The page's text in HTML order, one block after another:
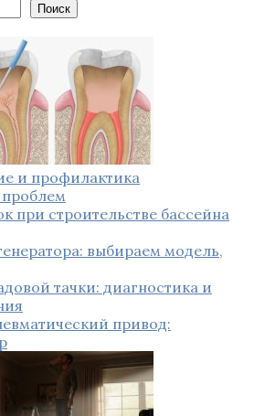
Поиск
и профилактика
проблем
при строительстве бассейна
выбираем модель,
тачки: диагностика и
привод: